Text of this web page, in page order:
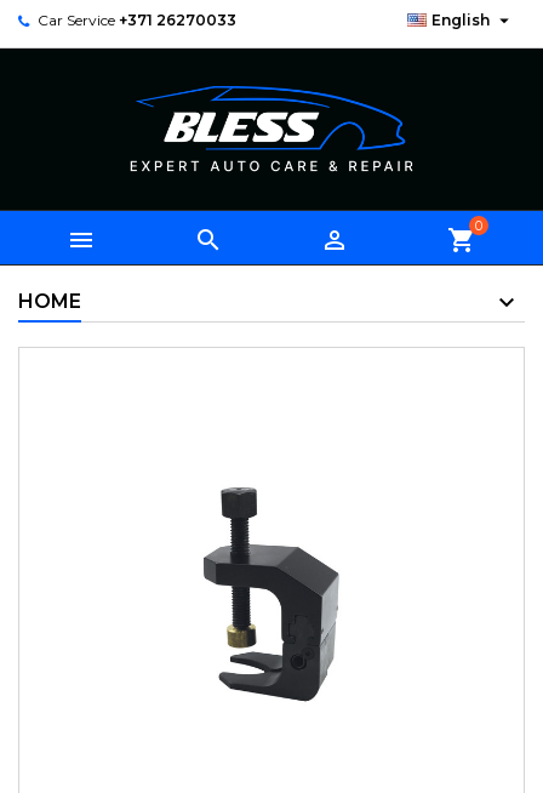
Car Service +371 26270033 English 
   shopping_cart0
HOME